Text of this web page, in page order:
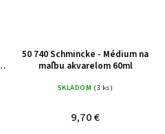
50 740 Schmincke - Médium na
maľbu akvarelom 60ml
SKLADOM (3 ks)
9,70 €